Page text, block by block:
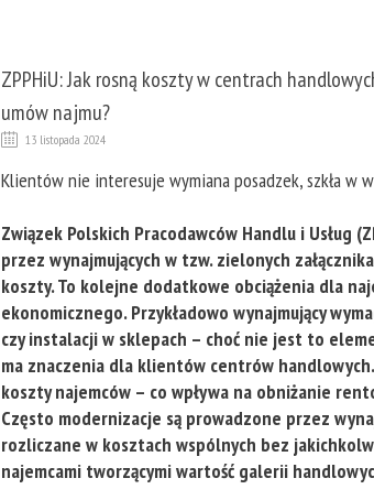
ZPPHiU: Jak rosną koszty w centrach
umów najmu?
13 listopada 2024
Klientów nie interesuje wymiana posadzek, szkła w
Związek Polskich Pracodawców Handlu i Usług
przez wynajmujących w tzw. zielonych
koszty. To kolejne dodatkowe obciążenia dla
ekonomicznego. Przykładowo wynajmujący
czy instalacji w sklepach – choć nie jest to
ma znaczenia dla klientów centrów
koszty najemców – co wpływa na obniżanie
Często modernizacje są prowadzone przez
rozliczane w kosztach wspólnych bez
najemcami tworzącymi wartość galerii